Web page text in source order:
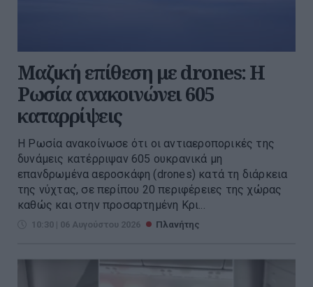
Μαζική επίθεση με drones: Η
Ρωσία ανακοινώνει 605
καταρρίψεις
Η Ρωσία ανακοίνωσε ότι οι αντιαεροπορικές της
δυνάμεις κατέρριψαν 605 ουκρανικά μη
επανδρωμένα αεροσκάφη (drones) κατά τη διάρκεια
της νύχτας, σε περίπου 20 περιφέρειες της χώρας
καθώς και στην προσαρτημένη Κρι...
10:30 | 06 Αυγούστου 2026 Πλανήτης